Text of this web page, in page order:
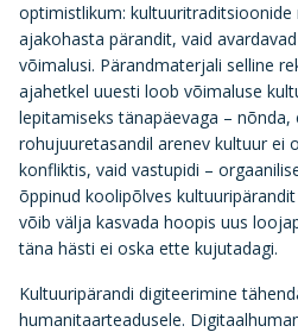
optimistlikum:
ajakohasta pärandit, vaid
võimalusi. Pärandmaterjali selline
ajahetkel uuesti loob võimaluse
lepitamiseks tänapäevaga –
rohujuuretasandil arenev kultuur ei
konfliktis, vaid vastupidi –
õppinud koolipõlves
võib välja kasvada hoopis uus
täna hästi ei oska ette kujutadagi.
Kultuuripärandi digiteerimine
humanitaarteadusele.